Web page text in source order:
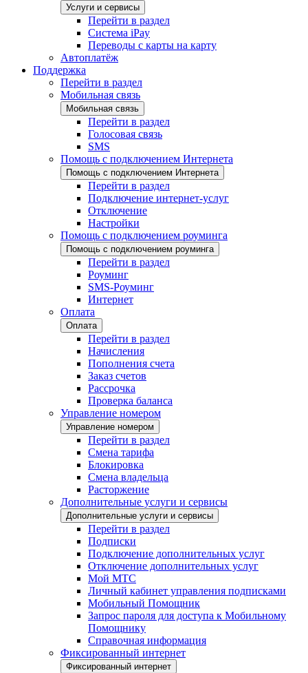
Услуги и сервисы
Перейти в раздел
Система iPay
Переводы с карты на карту
Автоплатёж
Поддержка
Перейти в раздел
Мобильная связь
Мобильная связь
Перейти в раздел
Голосовая связь
SMS
Помощь с подключением Интернета
Помощь с подключением Интернета
Перейти в раздел
Подключение интернет-услуг
Отключение
Настройки
Помощь с подключением роуминга
Помощь с подключением роуминга
Перейти в раздел
Роуминг
SMS-Роуминг
Интернет
Оплата
Оплата
Перейти в раздел
Начисления
Пополнения счета
Заказ счетов
Рассрочка
Проверка баланса
Управление номером
Управление номером
Перейти в раздел
Смена тарифа
Блокировка
Смена владельца
Расторжение
Дополнительные услуги и сервисы
Дополнительные услуги и сервисы
Перейти в раздел
Подписки
Подключение дополнительных услуг
Отключение дополнительных услуг
Мой МТС
Личный кабинет управления подписками
Мобильный Помощник
Запрос пароля для доступа к Мобильному
Помощнику
Справочная информация
Фиксированный интернет
Фиксированный интернет